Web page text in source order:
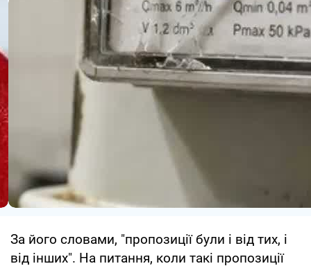
За його словами, "пропозиції були і від тих, і
від інших". На питання, коли такі пропозиції